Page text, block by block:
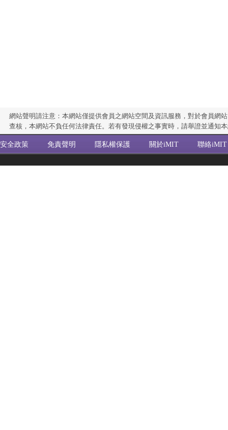
網站聲明請注意：本網站僅提供會員之網站空間及資訊服務，對於會員網
查核，本網站不負任何法律責任。若有發現侵權之事實時，請舉證並通知
安全政策 免責聲明 隱私權保護 關於iMIT 聯絡iMIT